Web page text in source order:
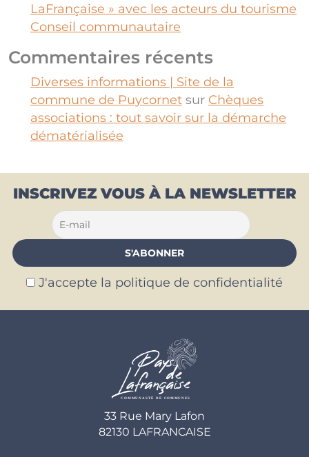
LaFrançaise » avec les acteurs du tourisme
Conseil communautaire
Commentaires récents
Diverses informations | Site de la
commune de Puycornet sur Chèques
associations : tout savoir sur la démarche
dématérialisée
INSCRIVEZ VOUS À LA NEWSLETTER
J'accepte la politique de confidentialité
33 Rue Mary Lafon
82130 LAFRANCAISE